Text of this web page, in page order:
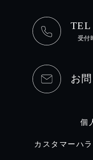
TEL
受付
お
個
カスタマーハ